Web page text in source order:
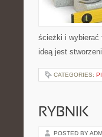
ścieżki i wybierać
ideą jest
CATEGORIES:
RYBNIK
POSTED BY